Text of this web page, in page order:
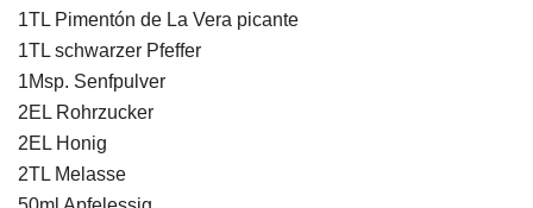
1TL Pimentón de La Vera picante
1TL schwarzer Pfeffer
1Msp. Senfpulver
2EL Rohrzucker
2EL Honig
2TL Melasse